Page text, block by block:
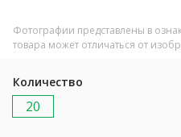
Фотографии представлены в
товара может отличаться от
Количество
20